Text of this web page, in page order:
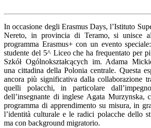
In occasione degli Erasmus Days, l’Istituto
Nereto, in provincia di Teramo, si unisce
programma Erasmus+ con un evento
studente del 5^ Liceo che ha frequentato per
Szkół Ogólnokształcących im. Adama
una cittadina della Polonia centrale. Questa
ancora più significativa dalla collaborazione
quelli polacchi, in particolare
dell’insegnante di inglese Agata Murzynska,
programma di apprendimento su misura, in
l’identità culturale e le radici polacche dello
ma con background migratorio.